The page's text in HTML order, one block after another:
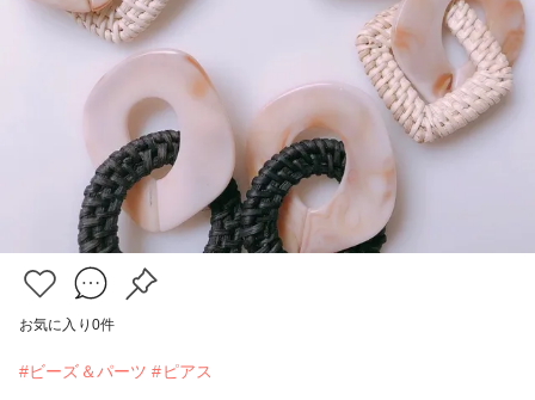
お気に入り 0件
#ビーズ＆パーツ #ピアス